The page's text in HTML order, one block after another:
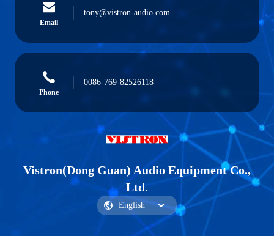
Email
tony@vistron-audio.com
Phone
0086-769-82526118
Vistron(Dong Guan) Audio Equipment Co.,
Ltd.